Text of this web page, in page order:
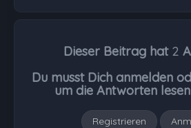
Dieser Beitrag hat 2
Du musst Dich anmelden
um die Antworten
Registrieren